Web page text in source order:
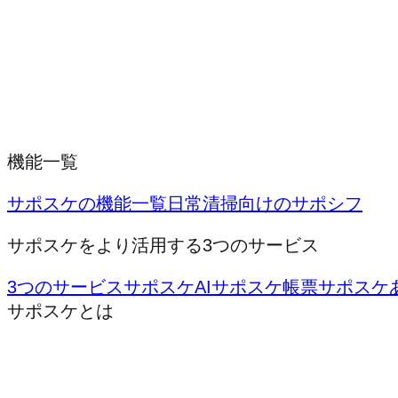
機能一覧
サポスケの機能一覧 日常清掃向けのサポシフ
サポスケをより活用する3つのサービス
3つのサービスサポスケAIサポスケ帳票サポスケ
サポスケとは